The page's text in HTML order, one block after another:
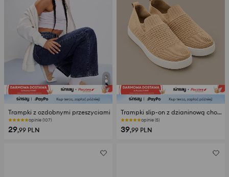
Trampki z ozdobnymi przeszyciami
opinie (107)
29,99 PLN
Trampki slip-on z dzianinową cholewką
opinie (5)
39,99 PLN